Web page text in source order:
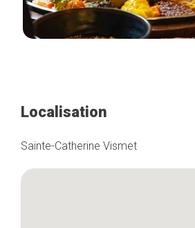
Localisation
Sainte-Catherine Vismet